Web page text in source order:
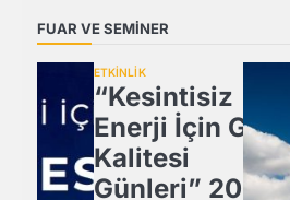
FUAR VE SEMİNER
ETKİNLİK
“Kesintisiz
Enerji İçin Güç
Kalitesi
Günleri” 20